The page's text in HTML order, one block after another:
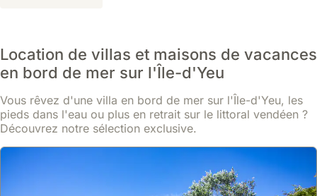
Location de villas et maisons de vacances
en bord de mer sur l'Île-d'Yeu
Vous rêvez d'une villa en bord de mer sur l'Île-d'Yeu, les
pieds dans l'eau ou plus en retrait sur le littoral vendéen ?
Découvrez notre sélection exclusive.